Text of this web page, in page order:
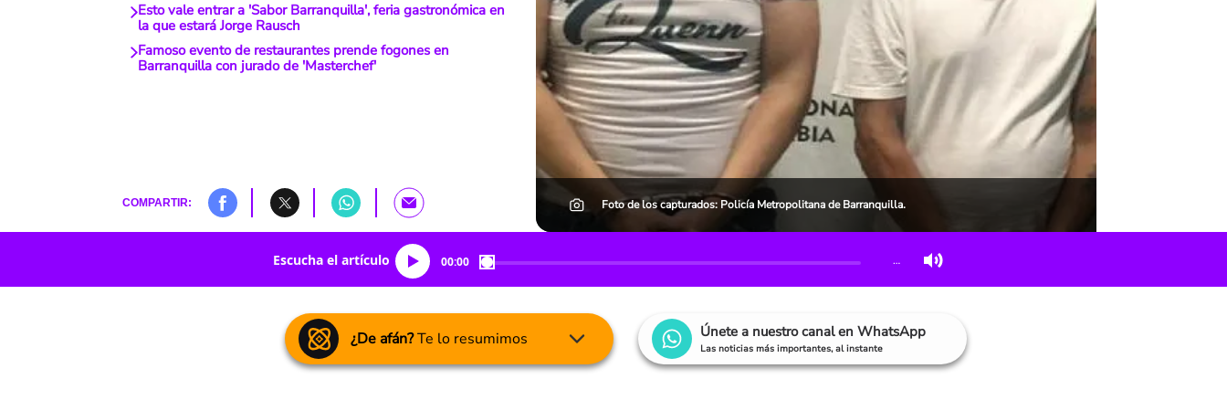
Esto vale entrar a 'Sabor Barranquilla', feria gastronómica en
la que estará Jorge Rausch
Famoso evento de restaurantes prende fogones en
Barranquilla con jurado de 'Masterchef'
COMPARTIR: Foto de los capturados: Policía Metropolitana de Barranquilla.
Escucha el artículo 00:00 …
¿De afán?Te lo resumimos Únete a nuestro canal en WhatsApp
Las noticias más importantes, al instante